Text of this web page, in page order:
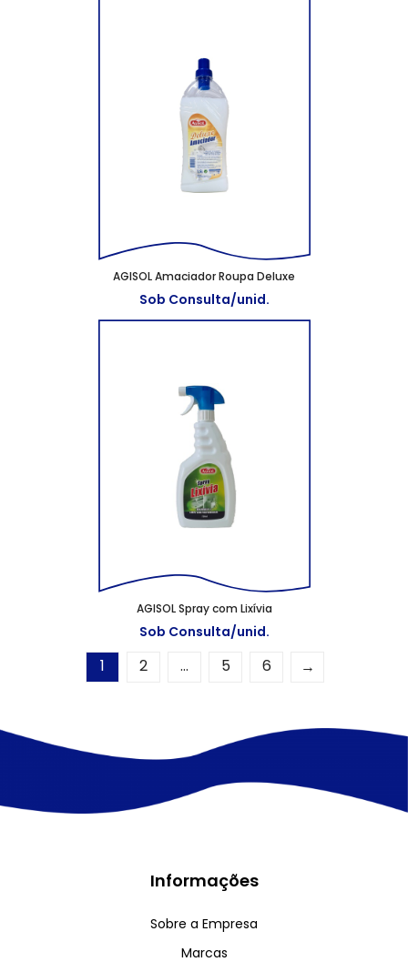
AGISOL Amaciador Roupa Deluxe
Sob Consulta/unid.
AGISOL Spray com Lixívia
Sob Consulta/unid.
1 2 … 5 6 →
Informações
Sobre a Empresa
Marcas